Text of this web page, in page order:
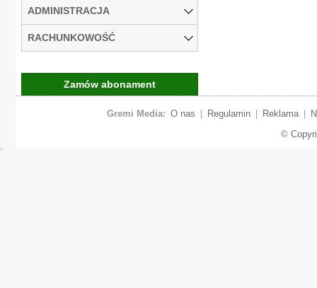
ADMINISTRACJA
RACHUNKOWOŚĆ
Zamów abonament
Gremi Media: O nas Regulamin Reklama
©